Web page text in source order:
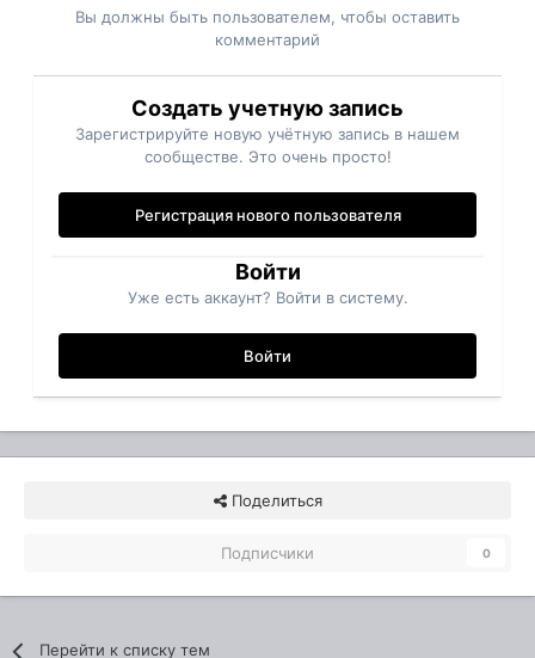
Вы должны быть пользователем, чтобы оставить
комментарий
Создать учетную запись
Зарегистрируйте новую учётную запись в нашем
сообществе. Это очень просто!
Регистрация нового пользователя
Войти
Уже есть аккаунт? Войти в систему.
Войти
Поделиться
Подписчики 0
Перейти к списку тем